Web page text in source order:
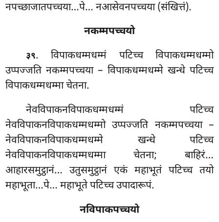
नपच्छाजातपच्चया…पे… नआसेवनपच्चया (संखित्तं).
नकम्मपच्चयो
३९. विपाकधम्मधम्मं पटिच्च विपाकधम्मधम्मो
उप्पज्जति नकम्मपच्चया – विपाकधम्मधम्मे खन्धे पटिच्च
विपाकधम्मधम्मा चेतना.
नेवविपाकनविपाकधम्मधम्मं पटिच्च
नेवविपाकनविपाकधम्मधम्मो उप्पज्जति नकम्मपच्चया –
नेवविपाकनविपाकधम्मधम्मे खन्धे पटिच्च
नेवविपाकनविपाकधम्मधम्मा चेतना; बाहिरं…
आहारसमुट्ठानं… उतुसमुट्ठानं एकं महाभूतं पटिच्च तयो
महाभूता…पे… महाभूते पटिच्च उपादारूपं.
नविपाकपच्चयो